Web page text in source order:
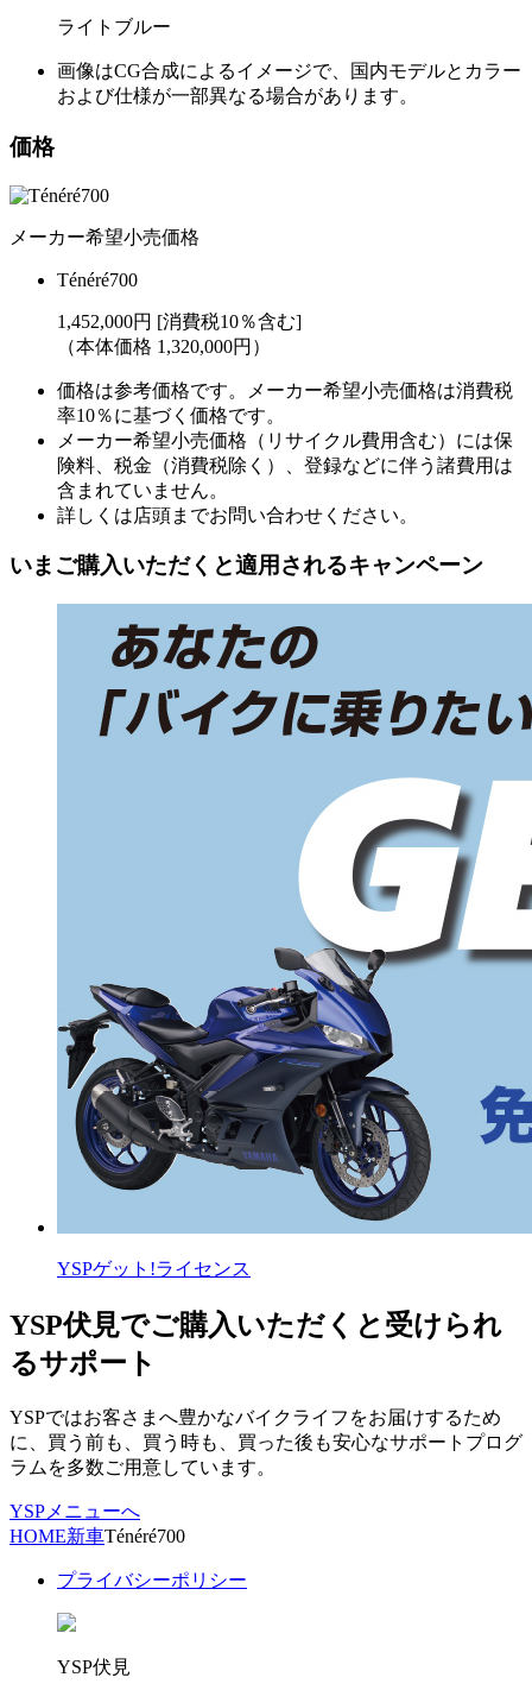
ライトブルー
画像はCG合成によるイメージで、国内モデルとカラー
および仕様が一部異なる場合があります。
価格
メーカー希望小売価格
Ténéré700
1,452,000円 [消費税10％含む]
（本体価格 1,320,000円）
価格は参考価格です。メーカー希望小売価格は消費税
率10％に基づく価格です。
メーカー希望小売価格（リサイクル費用含む）には保
険料、税金（消費税除く）、登録などに伴う諸費用は
含まれていません。
詳しくは店頭までお問い合わせください。
いまご購入いただくと適用されるキャンペーン
YSPゲット!ライセンス
YSP伏見でご購入いただくと受けられ
るサポート
YSPではお客さまへ豊かなバイクライフをお届けするため
に、買う前も、買う時も、買った後も安心なサポートプログ
ラムを多数ご用意しています。
YSPメニューへ
HOME新車Ténéré700
プライバシーポリシー
YSP伏見